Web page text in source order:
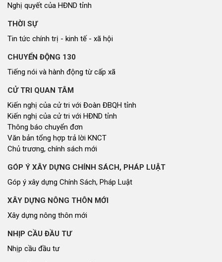
Nghị quyết của HĐND tỉnh
THỜI SỰ
Tin tức chính trị - kinh tế - xã hội
CHUYỂN ĐỘNG 130
Tiếng nói và hành động từ cấp xã
CỬ TRI QUAN TÂM
Kiến nghị của cử tri với Đoàn ĐBQH tỉnh
Kiến nghị của cử tri với HĐND tỉnh
Thông báo chuyển đơn
Văn bản tổng hợp trả lời KNCT
Chủ trương, chính sách mới
GÓP Ý XÂY DỰNG CHÍNH SÁCH, PHÁP LUẬT
Góp ý xây dựng Chính Sách, Pháp Luật
XÂY DỰNG NÔNG THÔN MỚI
Xây dựng nông thôn mới
NHỊP CẦU ĐẦU TƯ
Nhịp cầu đầu tư